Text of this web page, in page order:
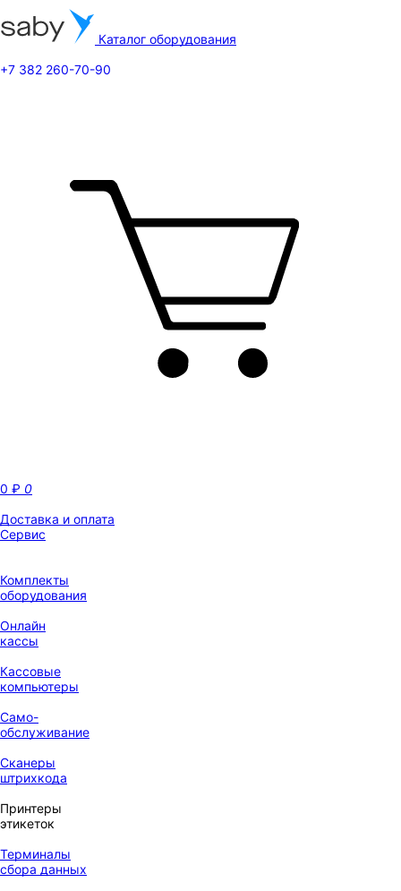
Каталог оборудования
+7 382 260-70-90
0 ₽ 0
Доставка и оплата
Сервис
Комплекты
оборудования
Онлайн
кассы
Кассовые
компьютеры
Само-
обслуживание
Сканеры
штрихкода
Принтеры
этикеток
Терминалы
сбора данных